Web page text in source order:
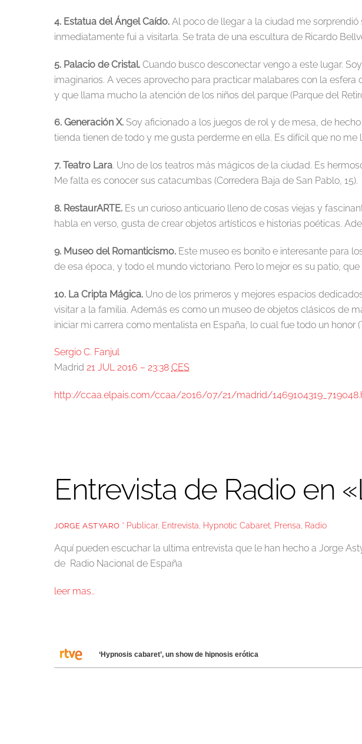
4. Estatua del Ángel Caído. Al poco de llegar a la ciudad me
inmediatamente fui a visitarla. Se trata de una escultura de Ricardo
5. Palacio de Cristal. Cuando busco desconectar vengo a este lugar.
imaginarios. A veces aprovecho para practicar malabares con la
y que llama mucho la atención de los niños del parque (Parque del
6. Generación X. Soy aficionado a los juegos de rol y de mesa, de
tienda tienen de todo y me gusta perderme en ella. Es difícil que no me
7. Teatro Lara. Uno de los teatros más mágicos de la ciudad. Es
Me falta es conocer sus catacumbas (Corredera Baja de San Pablo, 15).
8. RestaurARTE. Es un curioso anticuario lleno de cosas viejas y
habla en verso, gusta de crear objetos artísticos e historias poéticas.
9. Museo del Romanticismo. Este museo es bonito e interesante para
de esa época, y todo el mundo victoriano. Pero lo mejor es su patio,
10. La Cripta Mágica. Uno de los primeros y mejores espacios
visitar a la familia. Además es como un museo de objetos clásicos de
iniciar mi carrera como mentalista en España, lo cual fue todo un honor
Sergio C. Fanjul
Madrid 21 JUL 2016 – 23:38 CES
http://ccaa.elpais.com/ccaa/2016/07/21/madrid/
Entrevista de Radio en
JORGE ASTYARO * Publicar, Entrevista Hypnotic Cabaret Prensa Radio
Aquí pueden escuchar la ultima entrevista que le han hecho a Jorge
de Radio Nacional de España
leer mas..
‘Hypnosis cabaret’, un show de hipnosis erótica